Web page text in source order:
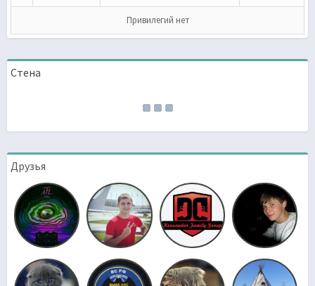
Привилегий нет
Стена
Друзья